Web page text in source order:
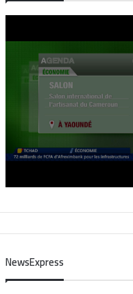
NewsExpress